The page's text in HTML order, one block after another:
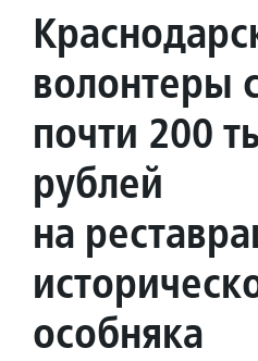
волонтеры
почти 200
рублей
на
особняка